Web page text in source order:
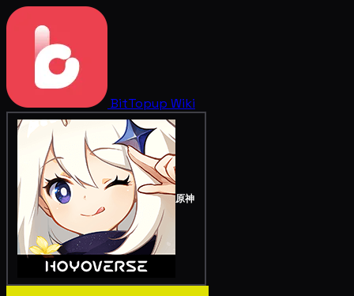
BitTopup Wiki
原神